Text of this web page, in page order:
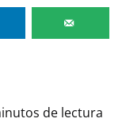
de lectura